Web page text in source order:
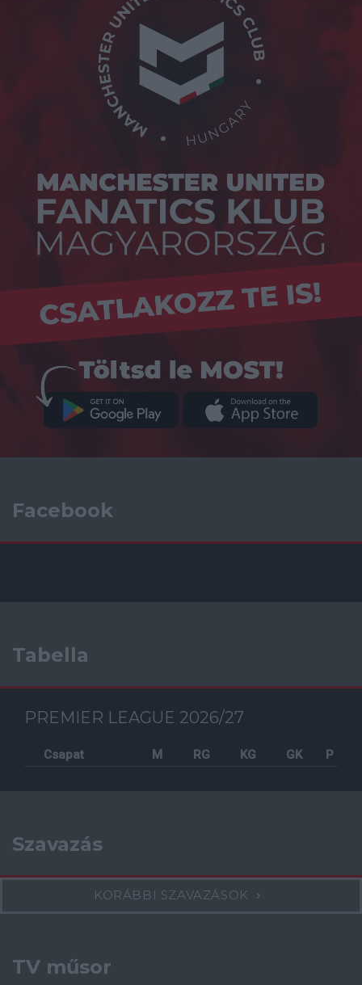
Facebook
Tabella
PREMIER LEAGUE 2026/27
Csapat M RG KG GK P
Szavazás
KORÁBBI SZAVAZÁSOK
TV műsor